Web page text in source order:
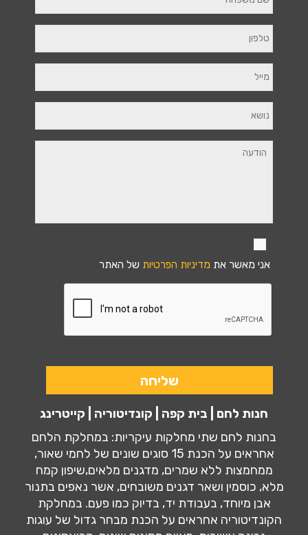
אני מאשר את מדיניות הפרטיות של האתר
חנות לחם | בית קפה | קונדיטוריה | קייטרינג
בחנות לחם שתי מחלקות עיקריות: במחלקת הלחם
אחראים על הכנת 15 סוגים שונים של לחמי שאור,
ממחמצות ללא שמרים, מדגנים מלאים,שיפון קמח
מלא, כוסמין ושאר דגנים משובחים, אשר נאפים בתנור
אבן מיוחד, בעבודת יד, בדיוק כמו פעם. במחלקת
הקונדיטוריה אחראים על הכנת מבחר גדול של עוגות